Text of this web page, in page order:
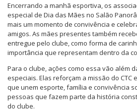
Encerrando a manhã esportiva, os
especial de Dia das Mães no Salão
mais um momento de convivência e
amigos. As mães presentes também
entregue pelo clube, como forma de
importância que representam dentro da
Para o clube, ações como essa vão além
especiais. Elas reforçam a missão do
que unem esporte, família e convivência
pessoas que fazem parte da história
do clube.